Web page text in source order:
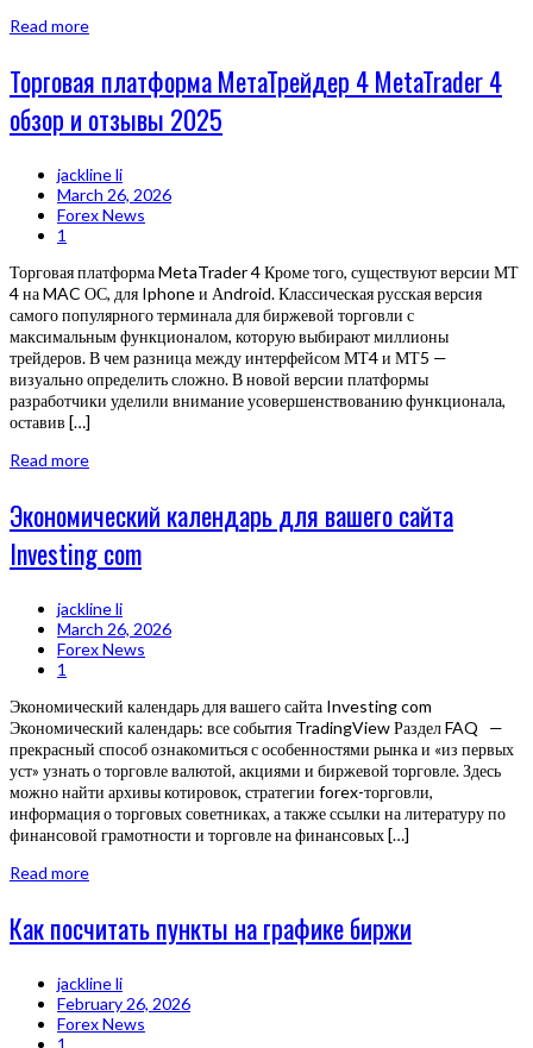
Read more
Торговая платформа МетаТрейдер 4 MetaTrader 4
обзор и отзывы 2025
jackline li
March 26, 2026
Forex News
1
Торговая платформа MetaTrader 4 Кроме того, существуют версии МТ
4 на MAC ОС, для Iphone и Аndroid. Классическая русская версия
самого популярного терминала для биржевой торговли с
максимальным функционалом, которую выбирают миллионы
трейдеров. В чем разница между интерфейсом МТ4 и МТ5 —
визуально определить сложно. В новой версии платформы
разработчики уделили внимание усовершенствованию функционала,
оставив […]
Read more
Экономический календарь для вашего сайта
Investing com
jackline li
March 26, 2026
Forex News
1
Экономический календарь для вашего сайта Investing com
Экономический календарь: все события TradingView Раздел FAQ —
прекрасный способ ознакомиться с особенностями рынка и «из первых
уст» узнать о торговле валютой, акциями и биржевой торговле. Здесь
можно найти архивы котировок, стратегии forex-торговли,
информация о торговых советниках, а также ссылки на литературу по
финансовой грамотности и торговле на финансовых […]
Read more
Как посчитать пункты на графике биржи
jackline li
February 26, 2026
Forex News
1